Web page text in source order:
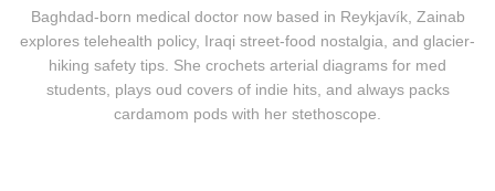
Baghdad-born medical doctor now based in Reykjavík, Zainab
explores telehealth policy, Iraqi street-food nostalgia, and glacier-
hiking safety tips. She crochets arterial diagrams for med
students, plays oud covers of indie hits, and always packs
cardamom pods with her stethoscope.